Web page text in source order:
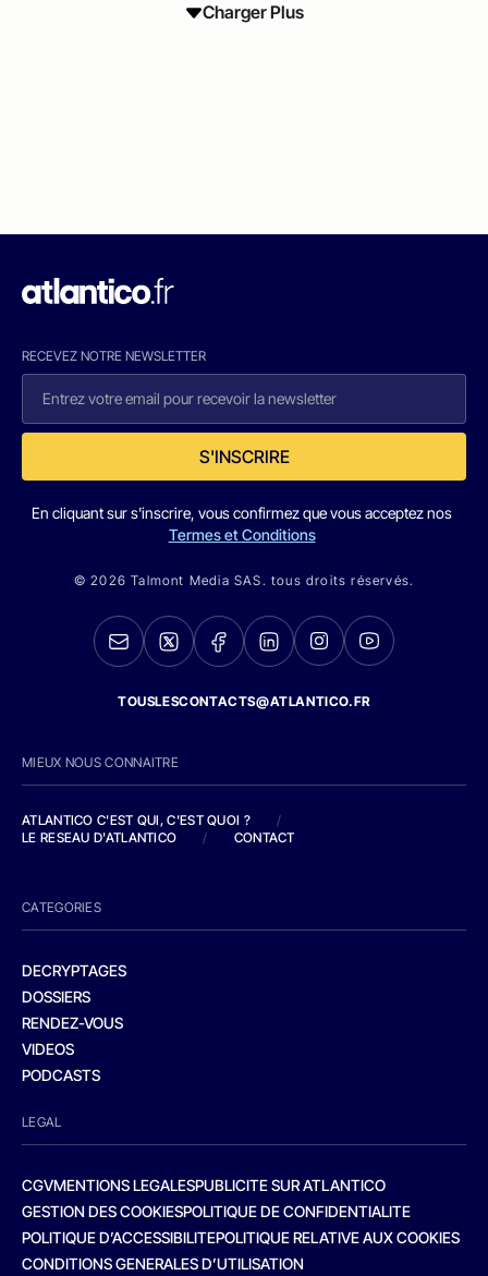
Charger Plus
RECEVEZ NOTRE NEWSLETTER
S'INSCRIRE
En cliquant sur s'inscrire, vous confirmez que vous acceptez nos
Termes et Conditions
© 2026 Talmont Media SAS. tous droits réservés.
TOUSLESCONTACTS@ATLANTICO.FR
MIEUX NOUS CONNAITRE
ATLANTICO C'EST QUI, C'EST QUOI ?
/
LE RESEAU D'ATLANTICO
/ CONTACT
CATEGORIES
DECRYPTAGES
DOSSIERS
RENDEZ-VOUS
VIDEOS
PODCASTS
LEGAL
CGVMENTIONS LEGALESPUBLICITE SUR ATLANTICO
GESTION DES COOKIESPOLITIQUE DE CONFIDENTIALITE
POLITIQUE D’ACCESSIBILITEPOLITIQUE RELATIVE AUX COOKIES
CONDITIONS GENERALES D’UTILISATION